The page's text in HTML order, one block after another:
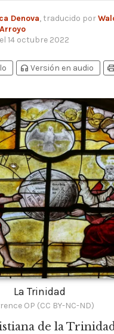
Denova, traducido por
14 octubre 2022
headphones Versión en audio
La Trinidad
OP (CC BY-NC-ND)
de la